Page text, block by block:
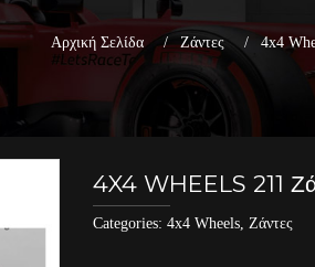
Αρχική Σελίδα Ζάντες 4x4
4X4 WHEELS 211
Categories:4x4 Wheels,Ζάντες